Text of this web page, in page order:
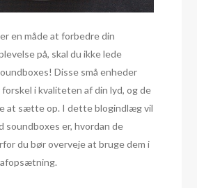
en måde at forbedre din
på, skal du ikke lede
Disse små enheder
i kvaliteten af din lyd, og de
at sætte op. I dette blogindlæg vil
soundboxes er, hvordan de
du bør overveje at bruge dem i